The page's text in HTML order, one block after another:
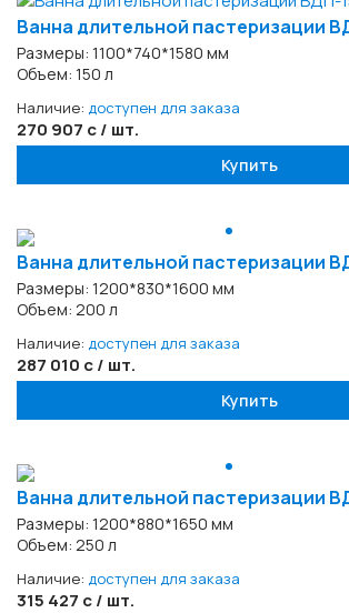
Ванна длительной пастеризации
Размеры: 1100*740*1580 мм
Объем: 150 л
Наличие: доступен для заказа
270 907 с / шт.
Купить
Ванна длительной пастеризации
Размеры: 1200*830*1600 мм
Объем: 200 л
Наличие: доступен для заказа
287 010 с / шт.
Купить
Ванна длительной пастеризации
Размеры: 1200*880*1650 мм
Объем: 250 л
Наличие: доступен для заказа
315 427 с / шт.